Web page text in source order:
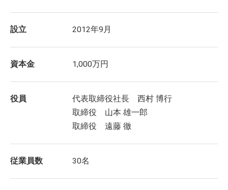
設立 2012年9月
資本金 1,000万円
役員
代表取締役社長 西村 博行
取締役 山本 雄一郎
取締役 遠藤 徹
従業員数 30名